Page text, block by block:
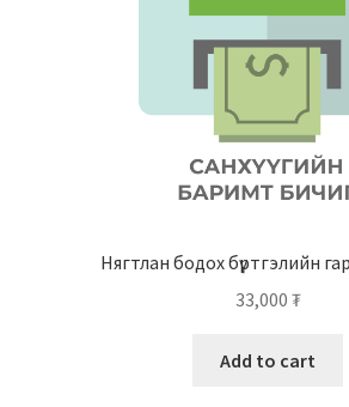
Нягтлан бодох бүртгэлийн
33,000 ₮
Add to cart